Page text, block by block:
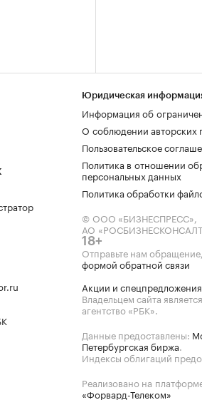
Юридическая
Информация об
О соблюдении авторских
Пользовательское
Политика в отношении
персональных данных
Политика обработки
© ООО «БИЗНЕСПРЕСС»,
АО
18+
Отправьте нам
формой обратной связи
Акции и
Владельцем сайта
агентство «РБК».
Данные предоставлены:
Петербургская биржа.
Индексы облигаций
Реализовано на
«Форвард-Телеком»